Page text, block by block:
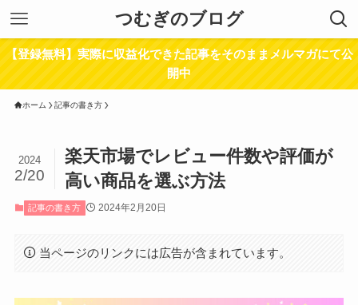
つむぎのブログ
【登録無料】実際に収益化できた記事をそのままメルマガにて公
開中
ホーム 記事の書き方
楽天市場でレビュー件数や評価が
高い商品を選ぶ方法
2024
2/20
記事の書き方 2024年2月20日
当ページのリンクには広告が含まれています。